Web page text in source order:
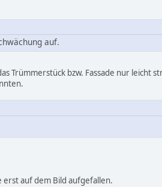
auf.
Trümmerstück bzw. Fassade nur leicht
erst auf dem Bild aufgefallen.